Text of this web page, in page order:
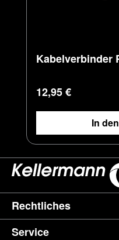
Kabelverbinder
Regulärer Preis:
12,95 €
In
Rechtliches
Service